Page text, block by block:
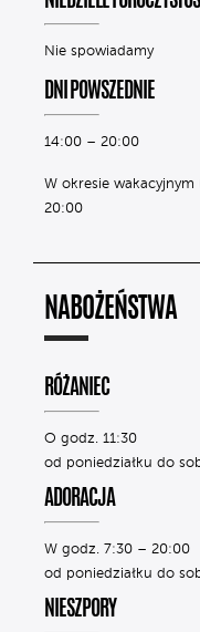
Nie spowiadamy
DNI POWSZEDNIE
14:00 – 20:00
W okresie
20:00
NABOŻEŃSTWA
RÓŻANIEC
O godz. 11:30
od poniedziałku do
ADORACJA
W godz. 7:30 – 20:00
od poniedziałku do
NIESZPORY